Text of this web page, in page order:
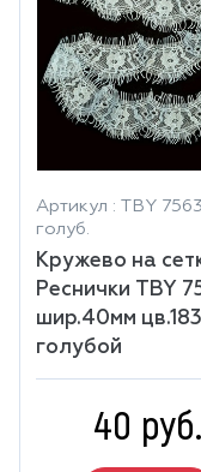
Артикул : TBY
голуб.
Кружево на
Реснички TBY
шир.40мм цв.183
голубой
40 руб.